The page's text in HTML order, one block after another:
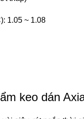
1.05 ~ 1.08
keo dán